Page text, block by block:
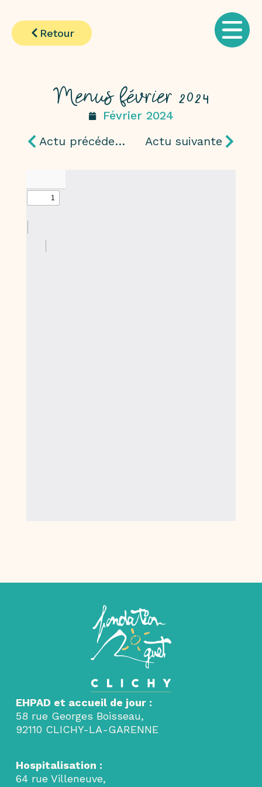
Retour
Menus février 2024
Février 2024
Actu précédente
Actu suivante
EHPAD et accueil de jour :
58 rue Georges Boisseau,
92110 CLICHY-LA-GARENNE
Hospitalisation :
64 rue Villeneuve,